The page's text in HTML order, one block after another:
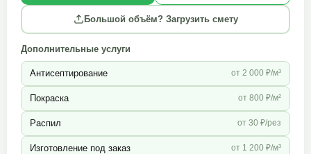
Большой объём? Загрузить смету
Дополнительные услуги
Антисептирование от 2 000 ₽/м³
Покраска от 800 ₽/м²
Распил от 30 ₽/рез
Изготовление под заказ от 1 200 ₽/м³